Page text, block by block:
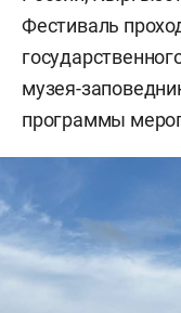
Фестиваль
музея-
программы